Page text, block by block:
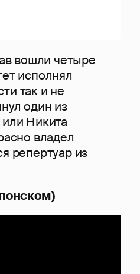
вошли четыре
исполнял
так и не
один из
Никита
владел
репертуар из